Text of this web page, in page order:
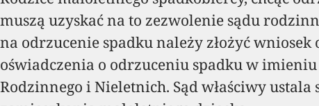
muszą uzyskać na to zezwolenie sądu
na odrzucenie spadku należy złożyć wniosek
oświadczenia o odrzuceniu spadku w
Rodzinnego i Nieletnich. Sąd właściwy ustala